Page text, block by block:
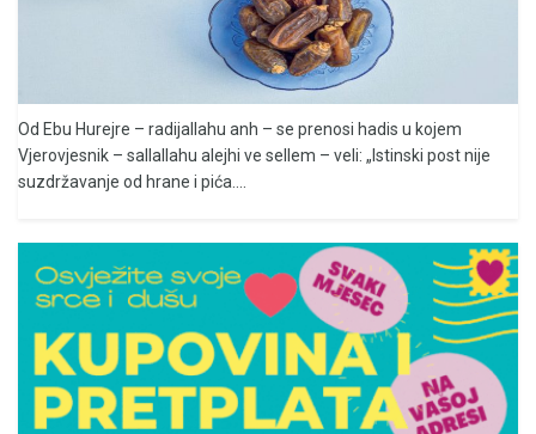
Od Ebu Hurejre – radijallahu anh – se prenosi hadis u kojem
Vjerovjesnik – sallallahu alejhi ve sellem – veli: „Istinski post nije
suzdržavanje od hrane i pića....